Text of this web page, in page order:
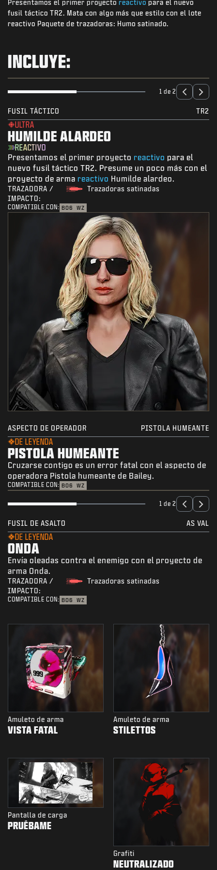
NOTICIAS
TIENDA
ATENCIÓN AL CLIENTE
INICIAR SESIÓN|REGISTRARSE
Presentamos el primer proyecto reactivo para el nuevo
fusil táctico TR2. Mata con algo más que estilo con el lote
reactivo Paquete de trazadoras: Humo satinado.
INCLUYE:
1 de 2
FUSIL TÁCTICO TR2
ULTRA
HUMILDE ALARDEO
REACTIVO
Presentamos el primer proyecto reactivo para el
nuevo fusil táctico TR2. Presume un poco más con el
proyecto de arma reactivo Humilde alardeo.
TRAZADORA /
IMPACTO:
Trazadoras satinadas
COMPATIBLE CON: BO6 WZ
ASPECTO DE OPERADOR PISTOLA HUMEANTE
DE LEYENDA
PISTOLA HUMEANTE
Cruzarse contigo es un error fatal con el aspecto de
operadora Pistola humeante de Bailey.
COMPATIBLE CON: BO6 WZ
1 de 2
FUSIL DE ASALTO AS VAL
DE LEYENDA
ONDA
Envía oleadas contra el enemigo con el proyecto de
arma Onda.
TRAZADORA /
IMPACTO:
Trazadoras satinadas
COMPATIBLE CON: BO6 WZ
Amuleto de arma
VISTA FATAL
Amuleto de arma
STILETTOS
Pantalla de carga
PRUÉBAME
Grafiti
NEUTRALIZADO